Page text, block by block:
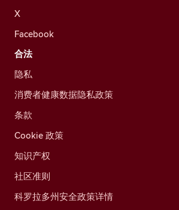
X
Facebook
合法
隐私
消费者健康数据隐私政策
条款
Cookie 政策
知识产权
社区准则
科罗拉多州安全政策详情